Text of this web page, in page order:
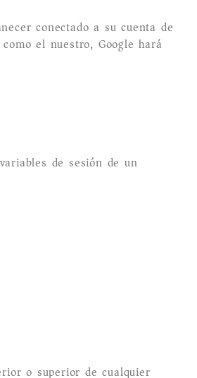
conectado a su cuenta de
el nuestro, Google hará
de sesión de un
o superior de cualquier